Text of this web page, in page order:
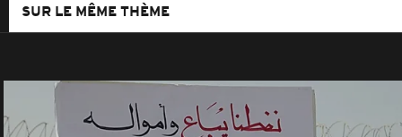
SUR LE MÊME THÈME